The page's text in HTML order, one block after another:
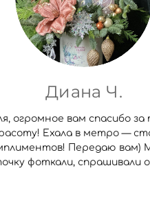
Диана Ч.
огромное вам спасибо за
Ехала в метро —
Передаю вам)
фоткали, спрашивали